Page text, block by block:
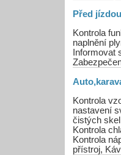
Před jízdou
Kontrola
naplnění
Informovat
Kontrola
nastavení
čistých
Kontrola
Kontrola
přístroj,